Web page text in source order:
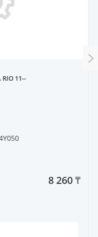
11--
8 260 ₸